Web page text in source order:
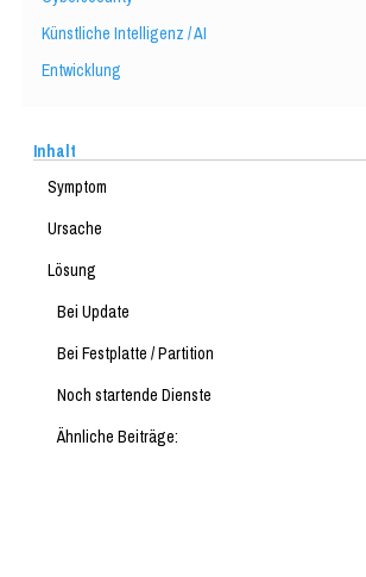
Künstliche Intelligenz / AI
Entwicklung
Inhalt
Symptom
Ursache
Lösung
Bei Update
Bei Festplatte / Partition
Noch startende Dienste
Ähnliche Beiträge: